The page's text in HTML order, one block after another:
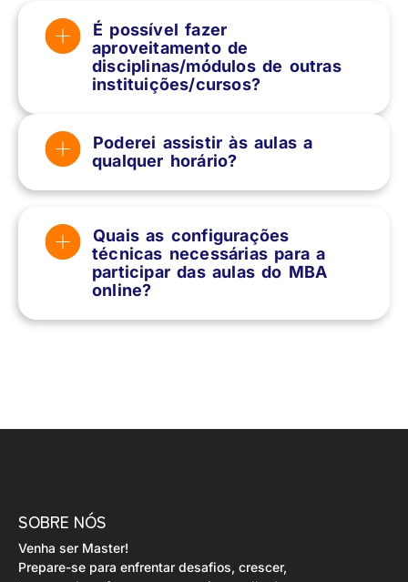
É possível fazer
aproveitamento de
disciplinas/módulos de outras
instituições/cursos?
Poderei assistir às aulas a
qualquer horário?
Quais as configurações
técnicas necessárias para a
participar das aulas do MBA
online?
SOBRE NÓS
Venha ser Master!
Prepare-se para enfrentar desafios, crescer,